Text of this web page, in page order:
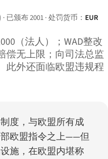
已颁布 2001 · 处罚货币： EUR
（法人）；WAD整改
偿无上限；向司法总监
此外还面临欧盟违规程
度，与欧盟所有成
欧盟指令之上——但
施，在欧盟内堪称